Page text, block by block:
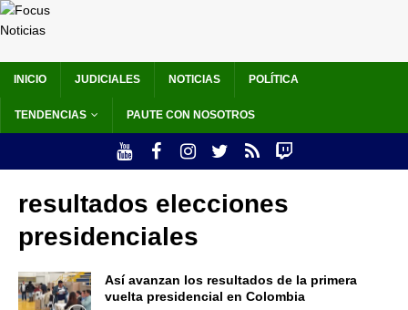
INICIO JUDICIALES NOTICIAS POLÍTICA
TENDENCIAS PAUTE CON NOSOTROS
resultados elecciones
presidenciales
Así avanzan los resultados de la primera
vuelta presidencial en Colombia